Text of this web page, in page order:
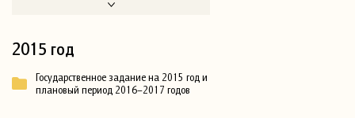
2015 год
Государственное задание на 2015 год и
плановый период 2016–2017 годов